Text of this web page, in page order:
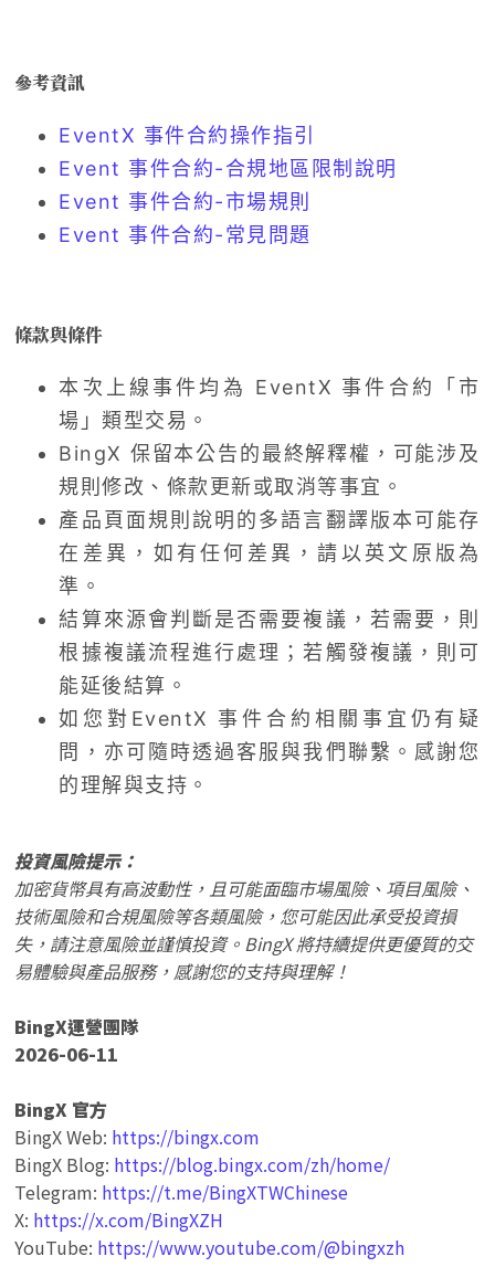
參考資訊
EventX 事件合約操作指引
Event 事件合約-合規地區限制說明
Event 事件合約-市場規則
Event 事件合約-常見問題
條款與條件
本次上線事件均為 EventX 事件合約「市
場」類型交易。
BingX 保留本公告的最終解釋權，可能涉及
規則修改、條款更新或取消等事宜。
產品頁面規則說明的多語言翻譯版本可能存
在差異，如有任何差異，請以英文原版為
準。
結算來源會判斷是否需要複議，若需要，則
根據複議流程進行處理；若觸發複議，則可
能延後結算。
如您對EventX 事件合約相關事宜仍有疑
問，亦可隨時透過客服與我們聯繫。感謝您
的理解與支持。
投資風險提示：
加密貨幣具有高波動性，且可能面臨市場風險、項目風險、
技術風險和合規風險等各類風險，您可能因此承受投資損
失，請注意風險並謹慎投資。BingX 將持續提供更優質的交
易體驗與產品服務，感謝您的支持與理解！
BingX運營團隊
2026-06-11
BingX 官方
BingX Web: https://bingx.com
BingX Blog: https://blog.bingx.com/zh/home/
Telegram: https://t.me/BingXTWChinese
X: https://x.com/BingXZH
YouTube: https://www.youtube.com/@bingxzh